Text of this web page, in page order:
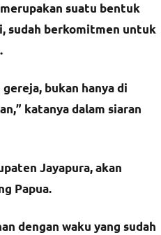
suatu bentuk
sudah berkomitmen untuk
bukan hanya di
katanya dalam siaran
Jayapura, akan
Papua.
dengan waku yang sudah